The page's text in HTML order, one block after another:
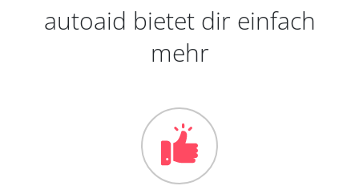
autoaid bietet dir einfach
mehr